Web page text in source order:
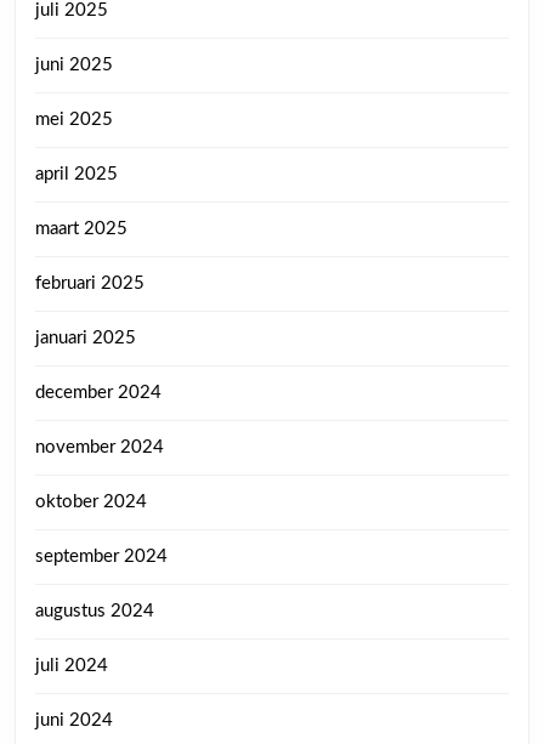
juli 2025
juni 2025
mei 2025
april 2025
maart 2025
februari 2025
januari 2025
december 2024
november 2024
oktober 2024
september 2024
augustus 2024
juli 2024
juni 2024